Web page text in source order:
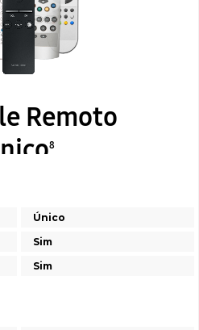
Único
Sim
Sim